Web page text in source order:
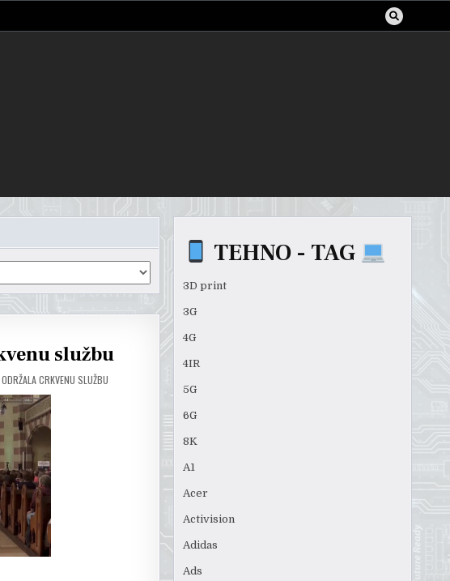
službu
CRKVENU SLUŽBU
TEHNO - TAG
3D print
3G
4G
4IR
5G
6G
8K
A1
Acer
Activision
Adidas
Ads